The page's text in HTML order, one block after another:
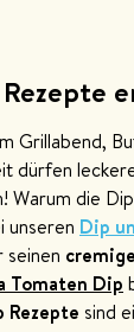
Grillabend,
dürfen
Warum die
unseren Dip
Tomaten Dip
Rezepte sind